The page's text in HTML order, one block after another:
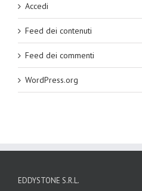
Accedi
Feed dei contenuti
Feed dei commenti
WordPress.org
EDDYSTONE S.R.L.